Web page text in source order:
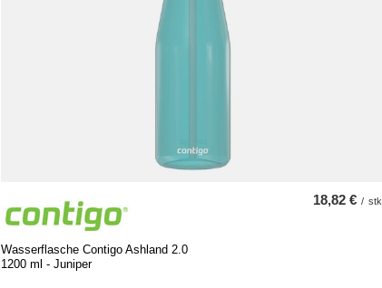
Wasserflasche Contigo Ashland 2.0
1200 ml - Juniper
18,82 € / stk.